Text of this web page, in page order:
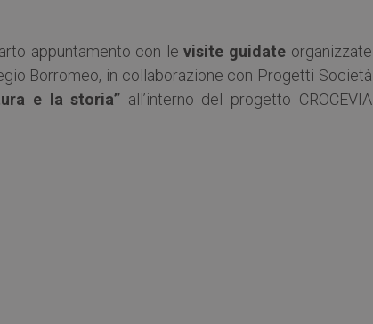
appuntamento con levisite guidate organizzate
Borromeo, in collaborazione con Progetti Società
e la storia” all’interno del progetto CROCEVIA